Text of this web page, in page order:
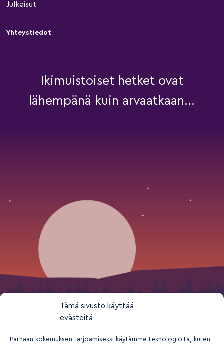
Tämä sivusto käyttää
evästeitä
Parhaan kokemuksen tarjoamiseksi käytämme teknologioita, kuten
Julkaisut
Yhteystiedot
Ikimuistoiset hetket ovat
lähempänä kuin arvaatkaan...